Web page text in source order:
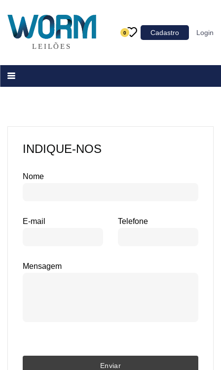
0 Cadastro Login
Categoria
Acessórios para Veículos
INDIQUE-NOS
Nome
E-mail Telefone
Mensagem
Enviar